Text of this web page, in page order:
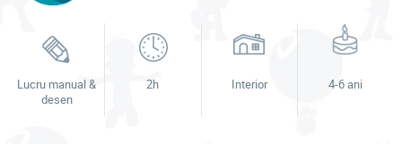
Activități
Lucru manual &
desen
2h Interior 4-6 ani